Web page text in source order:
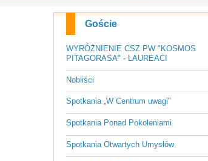
Goście
WYRÓŻNIENIE CSZ PW "KOSMOS
PITAGORASA" - LAUREACI
Nobliści
Spotkania „W Centrum uwagi"
Spotkania Ponad Pokoleniami
Spotkania Otwartych Umysłów